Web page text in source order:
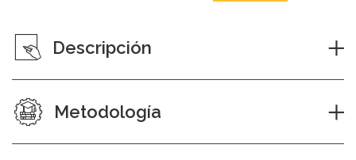
Descripción
Metodología